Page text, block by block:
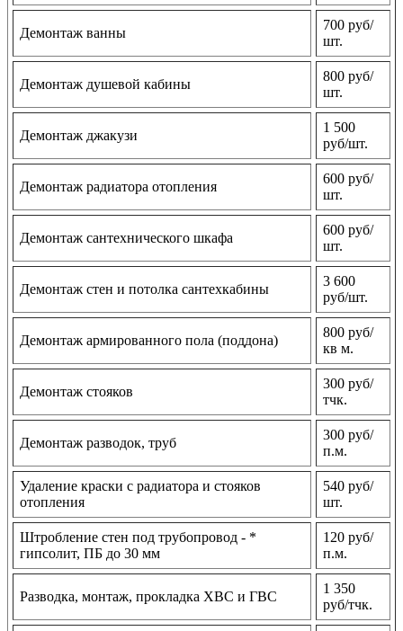
Демонтаж ванны
700 руб/
шт.
Демонтаж душевой кабины
800 руб/
шт.
Демонтаж джакузи
1 500
руб/шт.
Демонтаж радиатора отопления
600 руб/
шт.
Демонтаж сантехнического шкафа
600 руб/
шт.
Демонтаж стен и потолка сантехкабины
3 600
руб/шт.
Демонтаж армированного пола (поддона)
800 руб/
кв м.
Демонтаж стояков
300 руб/
тчк.
Демонтаж разводок, труб
300 руб/
п.м.
Удаление краски с радиатора и стояков
отопления
540 руб/
шт.
Штробление стен под трубопровод - *
гипсолит, ПБ до 30 мм
120 руб/
п.м.
Разводка, монтаж, прокладка ХВС и ГВС
1 350
руб/тчк.